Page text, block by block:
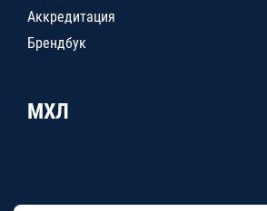
Аккредитация
Брендбук
МХЛ